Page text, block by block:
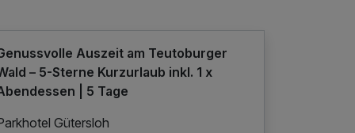
Auszeit am Teutoburger
– 5-Sterne Kurzurlaub inkl. 1 x
| 5 Tage
Gütersloh